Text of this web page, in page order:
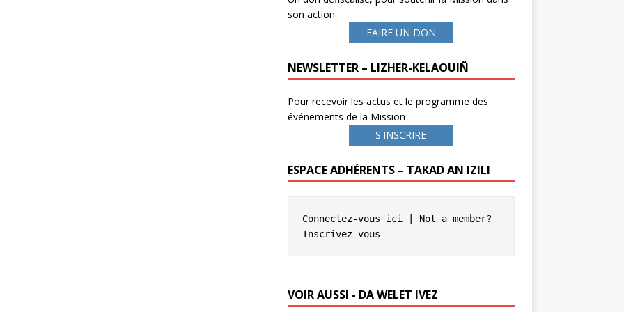
son action
FAIRE UN DON
NEWSLETTER – LIZHER-KELAOUIÑ
Pour recevoir les actus et le programme des
événements de la Mission
S'INSCRIRE
ESPACE ADHÉRENTS – TAKAD AN IZILI
Connectez-vous ici
Inscrivez-vous
VOIR AUSSI - DA WELET IVEZ